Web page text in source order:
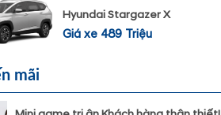
Hyundai Stargazer X
Giá xe 489 Triệu
mãi